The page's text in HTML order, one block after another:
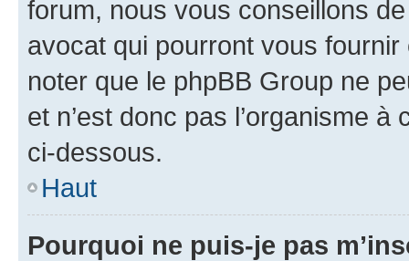
forum, nous vous conseillons
avocat qui pourront vous
noter que le phpBB Group ne
et n’est donc pas l’organisme
ci-dessous.
Haut
Pourquoi ne puis-je pas